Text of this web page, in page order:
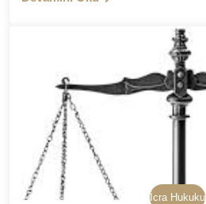
İcra Hukuku